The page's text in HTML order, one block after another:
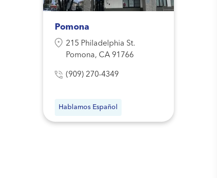
Pomona
215 Philadelphia St.
Pomona, CA 91766
(909) 270-4349
Hablamos Español